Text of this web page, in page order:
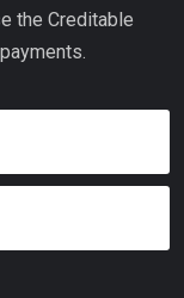
the Creditable